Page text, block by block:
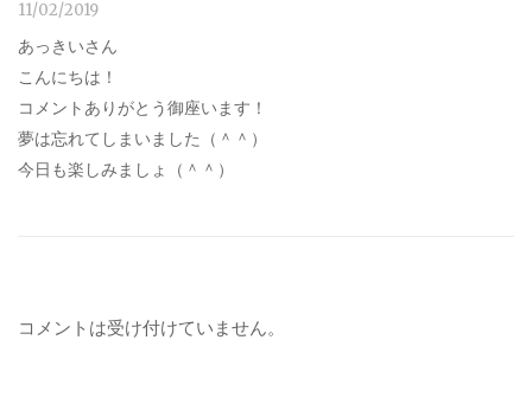
11/02/2019
あっきいさん
こんにちは！
コメントありがとう御座います！
夢は忘れてしまいました（＾＾）
今日も楽しみましょ（＾＾）
コメントは受け付けていません。